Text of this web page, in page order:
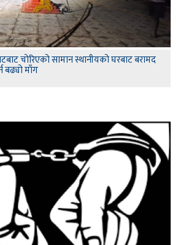
चोरिएको सामान स्थानीयको घरबाट बरामद
बढ्यो माँग